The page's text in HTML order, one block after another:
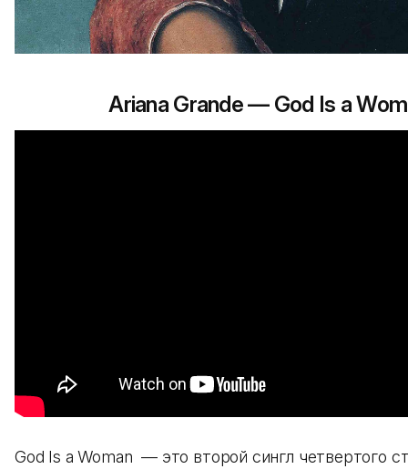
Ariana Grande — God Is a
God Is a Woman — это второй сингл четвертого